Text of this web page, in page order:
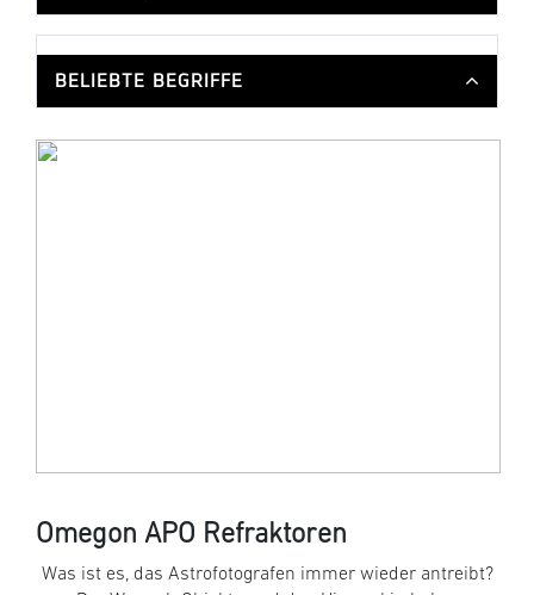
BELIEBTE BEGRIFFE
Omegon APO Refraktoren
Was ist es, das Astrofotografen immer wieder antreibt?